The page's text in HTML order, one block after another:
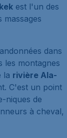
est l'un des
massages
dans
les montagnes
la rivière Ala-
C'est un point
niques de
à cheval,